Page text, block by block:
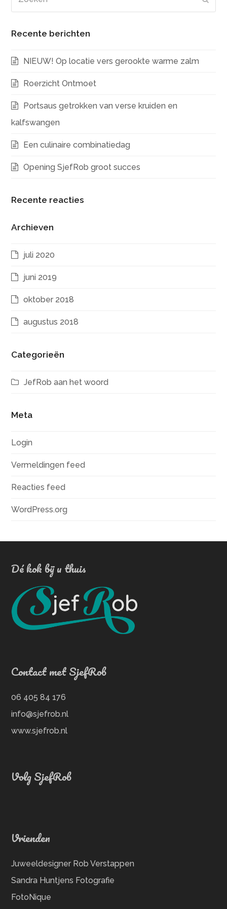
Recente berichten
NIEUW! Op locatie vers gerookte warme zalm
Roerzicht Ontmoet
Portsaus getrokken van verse kruiden en
kalfswangen
Een culinaire combinatiedag
Opening SjefRob groot succes
Recente reacties
Archieven
juli 2020
juni 2019
oktober 2018
augustus 2018
Categorieën
JefRob aan het woord
Meta
Login
Vermeldingen feed
Reacties feed
WordPress.org
Dé kok bij u thuis
Contact met SjefRob
06 405 84 176
info@sjefrob.nl
www.sjefrob.nl
Volg SjefRob
Vrienden
Juweeldesigner Rob Verstappen
Sandra Huntjens Fotografie
FotoNique